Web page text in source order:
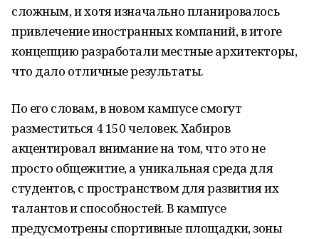
сложным, и хотя изначально планировалось
привлечение иностранных компаний, в итоге
концепцию разработали местные архитекторы,
что дало отличные результаты.
По его словам, в новом кампусе смогут
разместиться 4 150 человек. Хабиров
акцентировал внимание на том, что это не
просто общежитие, а уникальная среда для
студентов, с пространством для развития их
талантов и способностей. В кампусе
предусмотрены спортивные площадки, зоны